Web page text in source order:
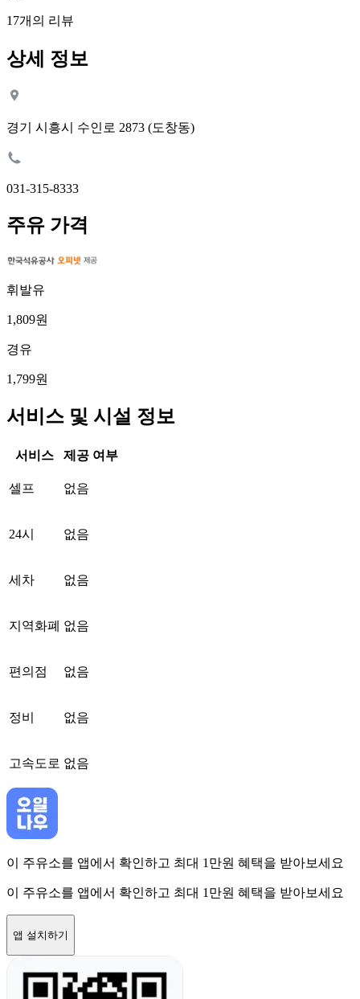
17개의 리뷰
상세 정보
경기 시흥시 수인로 2873 (도창동)
031-315-8333
주유 가격
휘발유
1,809원
경유
1,799원
서비스 및 시설 정보
서비스 제공 여부
셀프 없음
24시 없음
세차 없음
지역화폐 없음
편의점 없음
정비 없음
고속도로 없음
이 주유소를 앱에서 확인하고 최대 1만원 혜택을 받아보세요
이 주유소를 앱에서 확인하고 최대 1만원 혜택을 받아보세요
앱 설치하기